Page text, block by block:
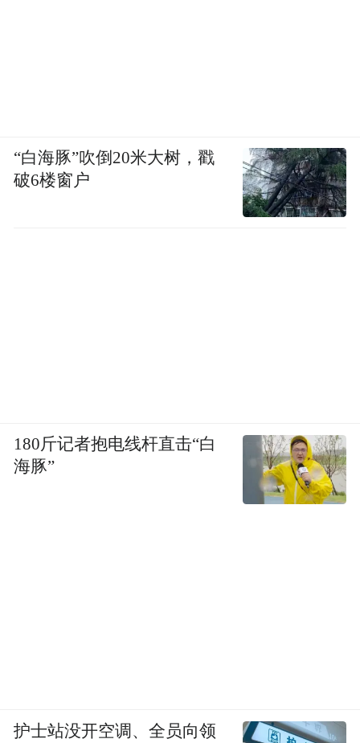
“白海豚”吹倒20米大树，戳
破6楼窗户
180斤记者抱电线杆直击“白
海豚”
护士站没开空调、全员向领